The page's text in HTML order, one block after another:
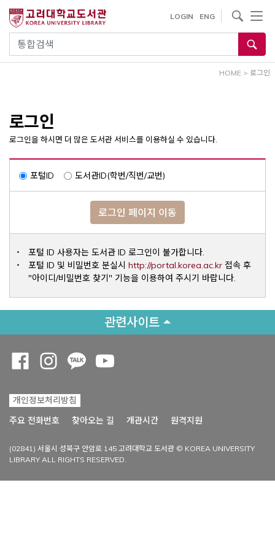
건
통합검색
LOGIN ENG
사이트내 검색
HOME > 로그인
로그인
로그인을 하시면 더 많은 도서관 서비스를 이용하실 수 있습니다.
포털ID 도서관ID(학번/직번/교번)
로그인 페이지 이동
포털 ID 사용자는 도서관 ID 로그인이 불가합니다.
포털 ID 및 비밀번호 분실시 http://portal.korea.ac.krOpens a
접속 후
"아이디/비밀번호 찾기" 기능을 이용하여 주시기 바랍니다.
관련사이트
개인정보처리방침
주요 전화번호
찾아오는 길 개관시간 원격지원
(02841) 서울시 성북구 안암로 145 고려대학교 도서관 © KOREA UNIVERSITY
LIBRARY ALL RIGHTS RESERVED.
Opens a new window
Opens a new window
Opens a new window